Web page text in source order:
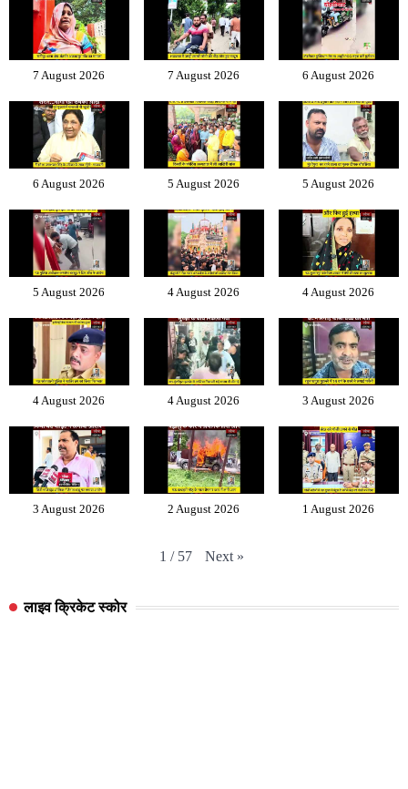
7 August 2026 7 August 2026 6 August 2026
6 August 2026 5 August 2026 5 August 2026
5 August 2026 4 August 2026 4 August 2026
4 August 2026 4 August 2026 3 August 2026
3 August 2026 2 August 2026 1 August 2026
1 / 57 Next »
लाइव क्रिकेट स्कोर